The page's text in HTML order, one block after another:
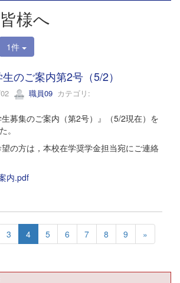
様へ
1件
のご案内第2号（5/2）
職員09 カテゴリ:
生募集のご案内（第2号）』（5/2現在）を
。
の方は，本校在学奨学金担当宛にご連絡
内.pdf
3 4 5 6 7 8 9 »